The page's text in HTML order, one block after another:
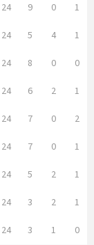
24 9 0
1
24 5 4
1
24 8 0
0
24 6 2
1
24 7 0
2
24 7 0
1
24 5 2
1
24 3 2
1
24 3 1 0